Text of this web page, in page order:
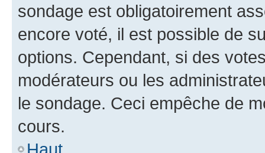
sondage est obligatoirement
encore voté, il est possible de
options. Cependant, si des
modérateurs ou les
le sondage. Ceci empêche de
cours.
Haut